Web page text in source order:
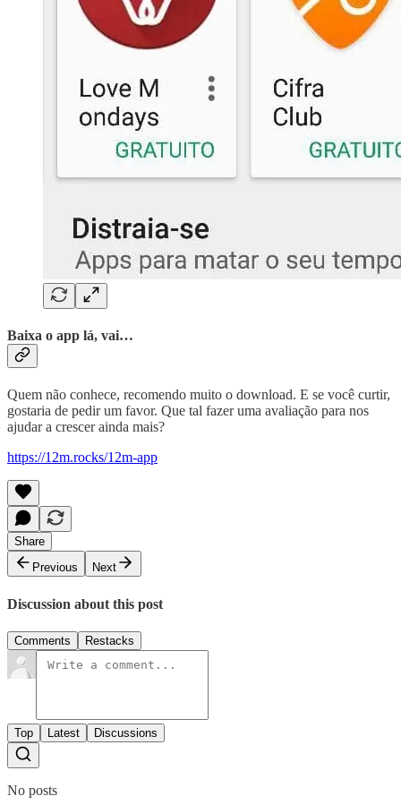
Baixa o app lá, vai…
Quem não conhece, recomendo muito o download. E se você curtir,
gostaria de pedir um favor. Que tal fazer uma avaliação para nos
ajudar a crescer ainda mais?
https://12m.rocks/12m-app
Share
Previous
Next
Discussion about this post
Comments Restacks
Top Latest Discussions
No posts